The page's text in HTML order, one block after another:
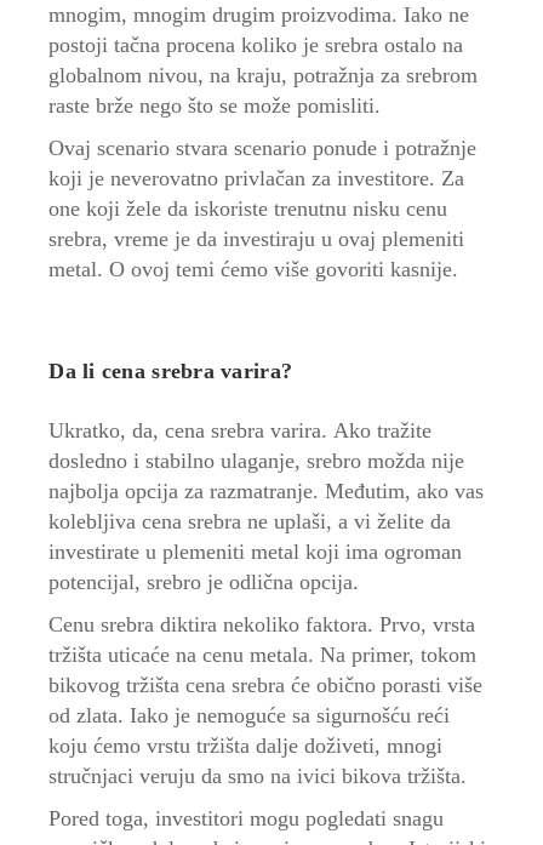
mnogim, mnogim drugim proizvodima. Iako ne
postoji tačna procena koliko je srebra ostalo na
globalnom nivou, na kraju, potražnja za srebrom
raste brže nego što se može pomisliti.
Ovaj scenario stvara scenario ponude i potražnje
koji je neverovatno privlačan za investitore. Za
one koji žele da iskoriste trenutnu nisku cenu
srebra, vreme je da investiraju u ovaj plemeniti
metal. O ovoj temi ćemo više govoriti kasnije.
Da li cena srebra varira?
Ukratko, da, cena srebra varira. Ako tražite
dosledno i stabilno ulaganje, srebro možda nije
najbolja opcija za razmatranje. Međutim, ako vas
kolebljiva cena srebra ne uplaši, a vi želite da
investirate u plemeniti metal koji ima ogroman
potencijal, srebro je odlična opcija.
Cenu srebra diktira nekoliko faktora. Prvo, vrsta
tržišta uticaće na cenu metala. Na primer, tokom
bikovog tržišta cena srebra će obično porasti više
od zlata. Iako je nemoguće sa sigurnošću reći
koju ćemo vrstu tržišta dalje doživeti, mnogi
stručnjaci veruju da smo na ivici bikova tržišta.
Pored toga, investitori mogu pogledati snagu